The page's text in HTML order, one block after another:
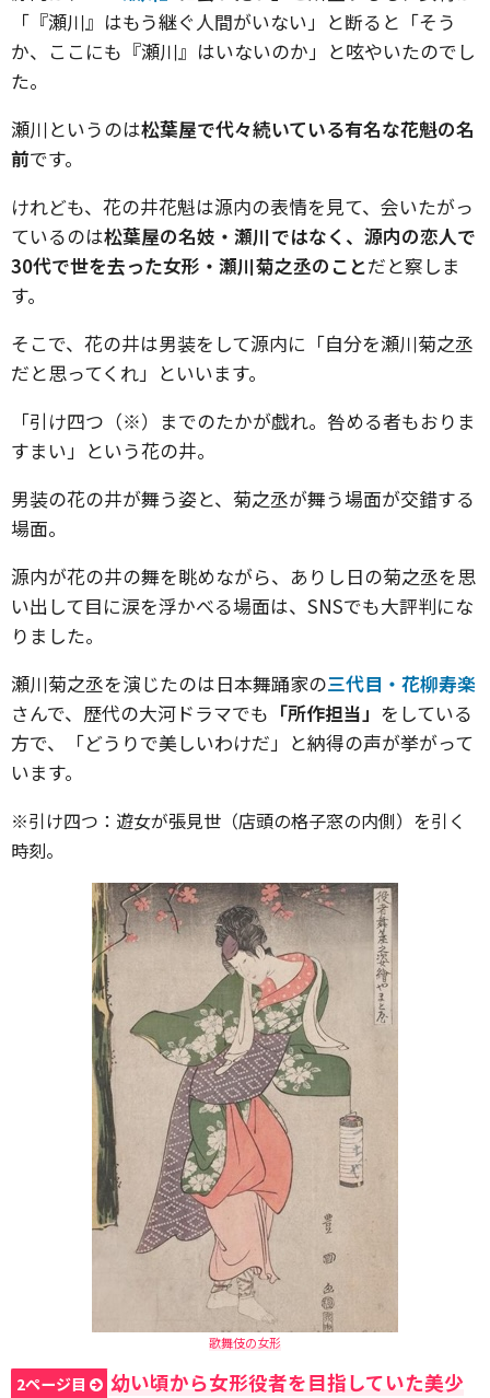
「『瀬川』はもう継ぐ人間がいない」と断ると「そう
か、ここにも『瀬川』はいないのか」と呟やいたのでし
た。
瀬川というのは松葉屋で代々続いている有名な花魁の名
前です。
けれども、花の井花魁は源内の表情を見て、会いたがっ
ているのは松葉屋の名妓・瀬川ではなく、源内の恋人で
30代で世を去った女形・瀬川菊之丞のことだと察しま
す。
そこで、花の井は男装をして源内に「自分を瀬川菊之丞
だと思ってくれ」といいます。
「引け四つ（※）までのたかが戯れ。咎める者もおりま
すまい」という花の井。
男装の花の井が舞う姿と、菊之丞が舞う場面が交錯する
場面。
源内が花の井の舞を眺めながら、ありし日の菊之丞を思
い出して目に涙を浮かべる場面は、SNSでも大評判にな
りました。
瀬川菊之丞を演じたのは日本舞踊家の三代目・花柳寿楽
さんで、歴代の大河ドラマでも 「所作担当」 をしている
方で、「どうりで美しいわけだ」と納得の声が挙がって
います。
※引け四つ：遊女が張見世（店頭の格子窓の内側）を引く
時刻。
歌舞伎の女形
2ページ目 幼い頃から女形役者を目指していた美少